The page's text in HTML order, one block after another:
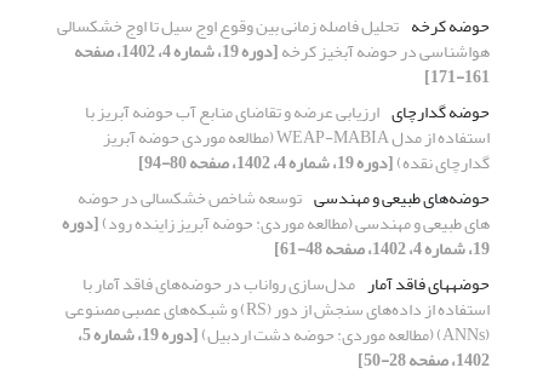
حوضه کرخه تحلیل فاصله زمانی بین وقوع اوج سیل تا اوج خشکسالی
هواشناسی در حوضه آبخیز کرخه [دوره 19، شماره 4، 1402، صفحه
161-171]
حوضه گدارچای ارزیابی عرضه و تقاضای منابع آب حوضه آبریز با
استفاده از مدل WEAP-MABIA (مطالعه موردی حوضه آبریز
گدارچای نقده)[دوره 19، شماره 4، 1402، صفحه 80-94]
حوضه‌های طبیعی و مهندسی توسعه شاخص خشکسالی در حوضه
های طبیعی و مهندسی (مطالعه موردی: حوضه آبریز زاینده رود)[دوره
19، شماره 4، 1402، صفحه 48-61]
حوضههای فاقد آمار مدل‌سازی رواناب در حوضه‌های فاقد آمار با
استفاده از داده‌های سنجش از دور (RS) و شبکه‌های عصبی مصنوعی
(ANNs) (مطالعه موردی: حوضه دشت اردبیل) [دوره 19، شماره 5،
1402، صفحه 28-50]